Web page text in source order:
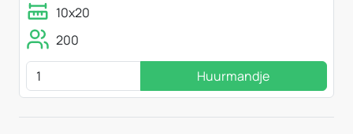
10x20
200
Huurmandje